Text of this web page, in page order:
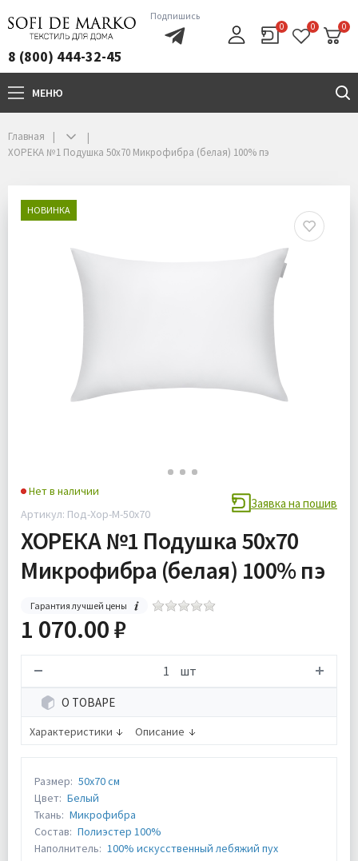
8 (800) 444-32-45
Подпишись
0 0 0
МЕНЮ
Главная
ХОРЕКА №1 Подушка 50х70 Микрофибра (белая) 100% пэ
НОВИНКА
Нет в наличии
Артикул: Под-Хор-М-50х70
Заявка на пошив
ХОРЕКА №1 Подушка 50х70
Микрофибра (белая) 100% пэ
Гарантия лучшей цены
1 070.00 ₽
шт
О ТОВАРЕ
Характеристики Описание
Размер: 50х70 см
Цвет: Белый
Ткань: Микрофибра
Состав: Полиэстер 100%
Наполнитель: 100% искусственный лебяжий пух